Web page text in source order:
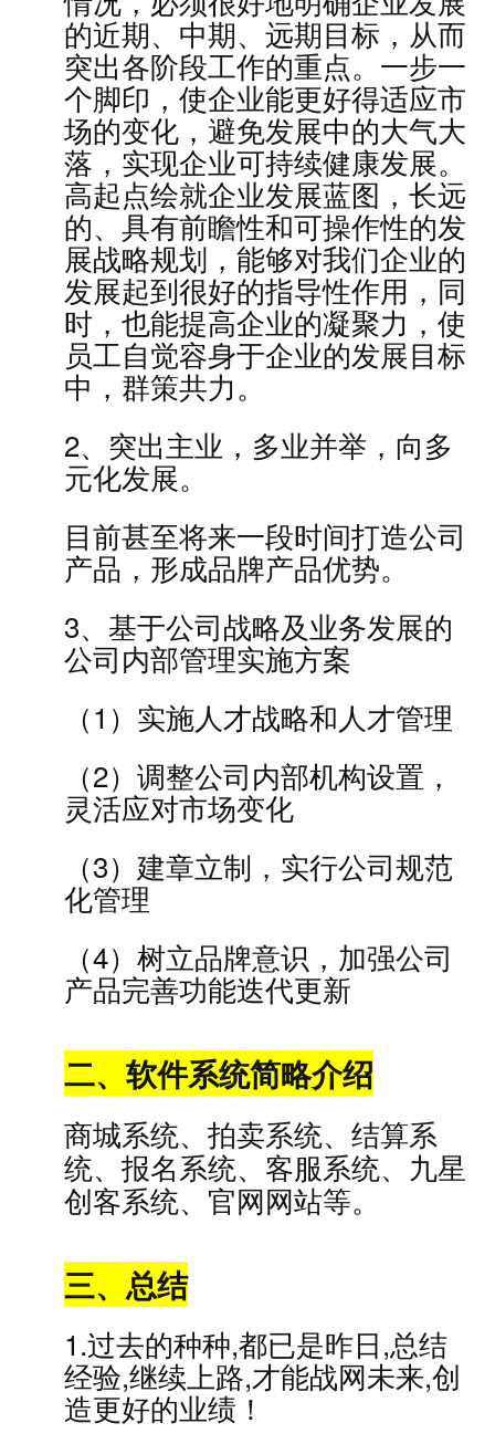
的近期、中期、远期目标，从而
突出各阶段工作的重点。一步一
个脚印，使企业能更好得适应市
场的变化，避免发展中的大气大
落，实现企业可持续健康发展。
高起点绘就企业发展蓝图，长远
的、具有前瞻性和可操作性的发
展战略规划，能够对我们企业的
发展起到很好的指导性作用，同
时，也能提高企业的凝聚力，使
员工自觉容身于企业的发展目标
中，群策共力。
2、突出主业，多业并举，向多
元化发展。
目前甚至将来一段时间打造公司
产品，形成品牌产品优势。
3、基于公司战略及业务发展的
公司内部管理实施方案
（1）实施人才战略和人才管理
（2）调整公司内部机构设置，
灵活应对市场变化
（3）建章立制，实行公司规范
化管理
（4）树立品牌意识，加强公司
产品完善功能迭代更新
二、软件系统简略介绍
商城系统、拍卖系统、结算系
统、报名系统、客服系统、九星
创客系统、官网网站等。
三、总结
1.过去的种种,都已是昨日,总结
经验,继续上路,才能战网未来,创
造更好的业绩！